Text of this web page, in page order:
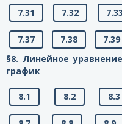
7.31 7.32 7.33
7.37 7.38 7.39
§8. Линейное
график
8.1 8.2 8.3